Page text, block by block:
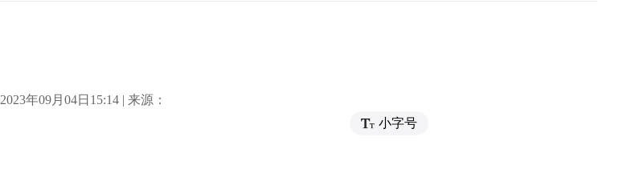
2023年09月04日15:14 | 来源：
小字号